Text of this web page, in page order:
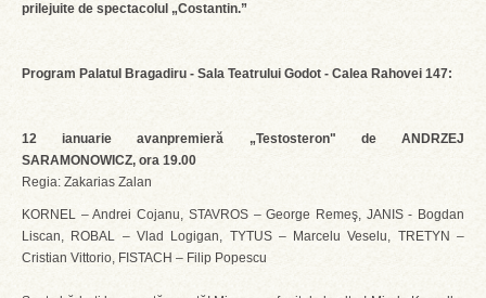
prilejuite de spectacolul „Costantin.”
Program Palatul Bragadiru - Sala Teatrului Godot - Calea Rahovei 147:
12 ianuarie avanpremieră „Testosteron" de ANDRZEJ
SARAMONOWICZ, ora 19.00
Regia: Zakarias Zalan
KORNEL – Andrei Cojanu, STAVROS – George Remeş, JANIS - Bogdan
Liscan, ROBAL – Vlad Logigan, TYTUS – Marcelu Veselu, TRETYN –
Cristian Vittorio, FISTACH – Filip Popescu